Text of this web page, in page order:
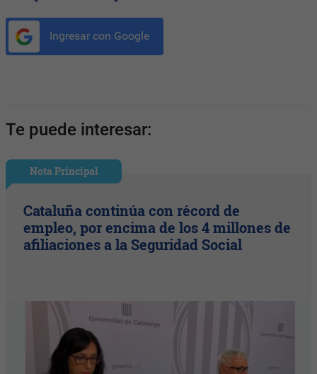
Ingresar con Google
Te puede interesar:
Nota Principal
Cataluña continúa con récord de
empleo, por encima de los 4 millones de
afiliaciones a la Seguridad Social